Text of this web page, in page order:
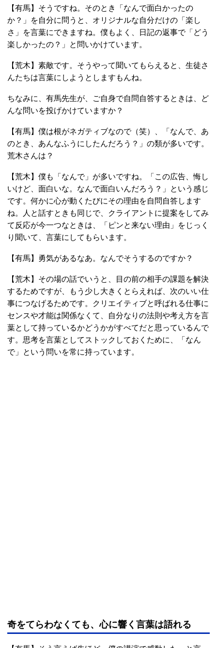
【有馬】そうですね。そのとき「なんで面白かったの
か？」を自分に問うと、オリジナルな自分だけの「楽し
さ」を言葉にできますね。僕もよく、日記の返事で「どう
楽しかったの？」と問いかけています。
【荒木】素敵です。そうやって聞いてもらえると、生徒さ
んたちは言葉にしようとしますもんね。
ちなみに、有馬先生が、ご自身で自問自答するときは、ど
んな問いを投げかけていますか？
【有馬】僕は根がネガティブなので（笑）、「なんで、あ
のとき、あんなふうにしたんだろう？」の類が多いです。
荒木さんは？
【荒木】僕も「なんで」が多いですね。「この広告、悔し
いけど、面白いな。なんで面白いんだろう？」という感じ
です。何かに心が動くたびにその理由を自問自答します
ね。人と話すときも同じで、クライアントに提案をしてみ
て反応が今一つなときは、「ピンと来ない理由」をじっく
り聞いて、言葉にしてもらいます。
【有馬】勇気があるなあ。なんでそうするのですか？
【荒木】その場の話でいうと、目の前の相手の課題を解決
するためですが、もう少し大きくとらえれば、次のいい仕
事につなげるためです。クリエイティブと呼ばれる仕事に
センスや才能は関係なくて、自分なりの法則や考え方を言
葉として持っているかどうかがすべてだと思っているんで
す。思考を言葉としてストックしておくために、「なん
で」という問いを常に持っています。
奇をてらわなくても、心に響く言葉は語れる